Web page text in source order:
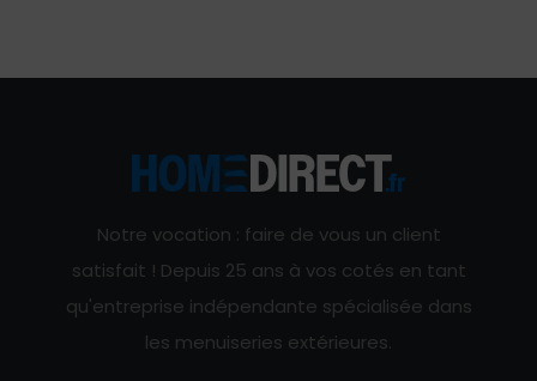
Notre vocation : faire de vous un client
satisfait ! Depuis 25 ans à vos cotés en tant
qu'entreprise indépendante spécialisée dans
les menuiseries extérieures.